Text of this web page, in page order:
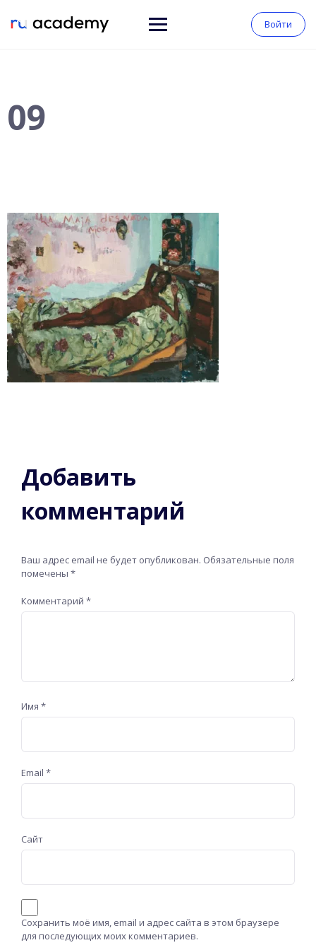
Войти
09
Добавить
комментарий
Ваш адрес email не будет опубликован. Обязательные поля
помечены *
Комментарий *
Имя *
Email *
Сайт
Сохранить моё имя, email и адрес сайта в этом браузере
для последующих моих комментариев.